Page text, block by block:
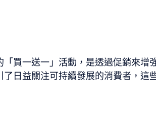
買一送一」活動，是透過促銷來增
日益關注可持續發展的消費者，這